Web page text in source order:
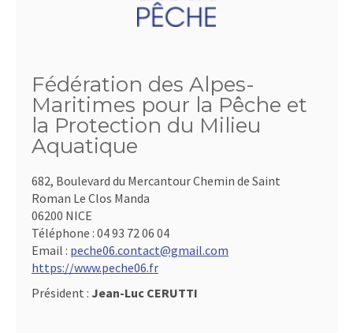
Fédération des Alpes-
Maritimes pour la Pêche et
la Protection du Milieu
Aquatique
682, Boulevard du Mercantour Chemin de Saint
Roman Le Clos Manda
06200 NICE
Téléphone : 04 93 72 06 04
Email : peche06.contact@gmail.com
https://www.peche06.fr
Président : Jean-Luc CERUTTI